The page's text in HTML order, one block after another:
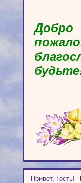
Добро
Привет, Гость!